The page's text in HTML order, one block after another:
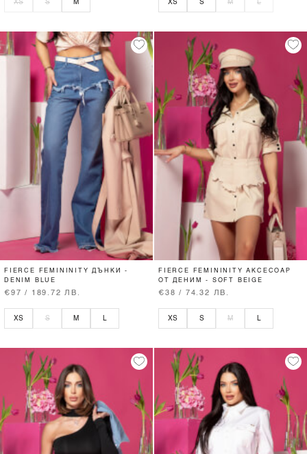
XS S M XS S M L
FIERCE FEMININITY ДЪНКИ -
DENIM BLUE
€97 / 189.72 ЛВ.
XS S M L
FIERCE FEMININITY АКСЕСОАР
ОТ ДЕНИМ - SOFT BEIGE
€38 / 74.32 ЛВ.
XS S M L